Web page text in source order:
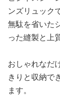
ンズリュック
無駄を省いた
った縫製と上
おしゃれなだ
きりと収納で
ます。